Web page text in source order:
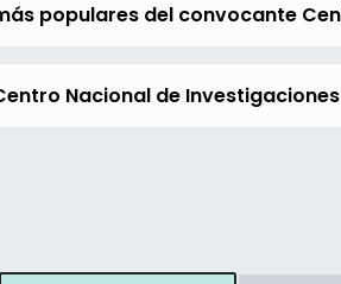
populares del convocante
Nacional de